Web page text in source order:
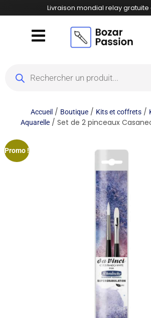
Livraison mondial relay
Accueil/ Boutique/ Kits et coffrets/
Aquarelle/ Set de 2 pinceaux
Promo !